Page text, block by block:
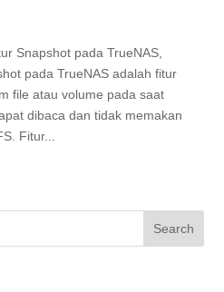
Snapshot pada TrueNAS,
pada TrueNAS adalah fitur
file atau volume pada saat
dibaca dan tidak memakan
Fitur...